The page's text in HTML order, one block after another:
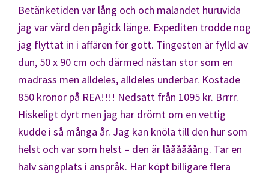
Betänketiden var lång och och malandet huruvida
jag var värd den pågick länge. Expediten trodde nog
jag flyttat in i affären för gott. Tingesten är fylld av
dun, 50 x 90 cm och därmed nästan stor som en
madrass men alldeles, alldeles underbar. Kostade
850 kronor på REA!!!! Nedsatt från 1095 kr. Brrrr.
Hiskeligt dyrt men jag har drömt om en vettig
kudde i så många år. Jag kan knöla till den hur som
helst och var som helst – den är låååååång. Tar en
halv sängplats i anspråk. Har köpt billigare flera